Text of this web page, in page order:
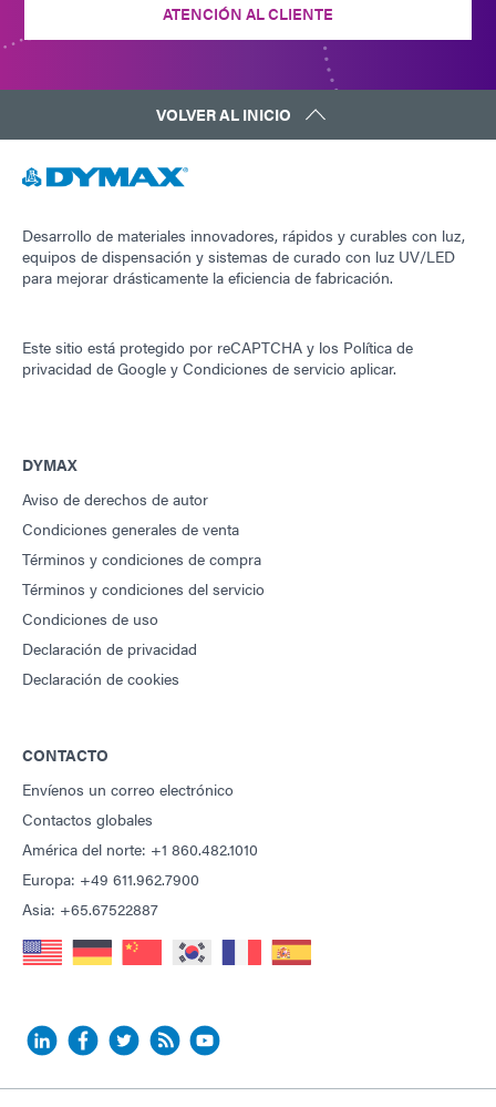
ATENCIÓN AL CLIENTE
VOLVER AL INICIO
Desarrollo de materiales innovadores, rápidos y curables con luz,
equipos de dispensación y sistemas de curado con luz UV/LED
para mejorar drásticamente la eficiencia de fabricación.
Este sitio está protegido por reCAPTCHA y los Política de
privacidad de Google y Condiciones de servicio aplicar.
DYMAX
Aviso de derechos de autor
Condiciones generales de venta
Términos y condiciones de compra
Términos y condiciones del servicio
Condiciones de uso
Declaración de privacidad
Declaración de cookies
CONTACTO
Envíenos un correo electrónico
Contactos globales
América del norte: +1 860.482.1010
Europa: +49 611.962.7900
Asia: +65.67522887